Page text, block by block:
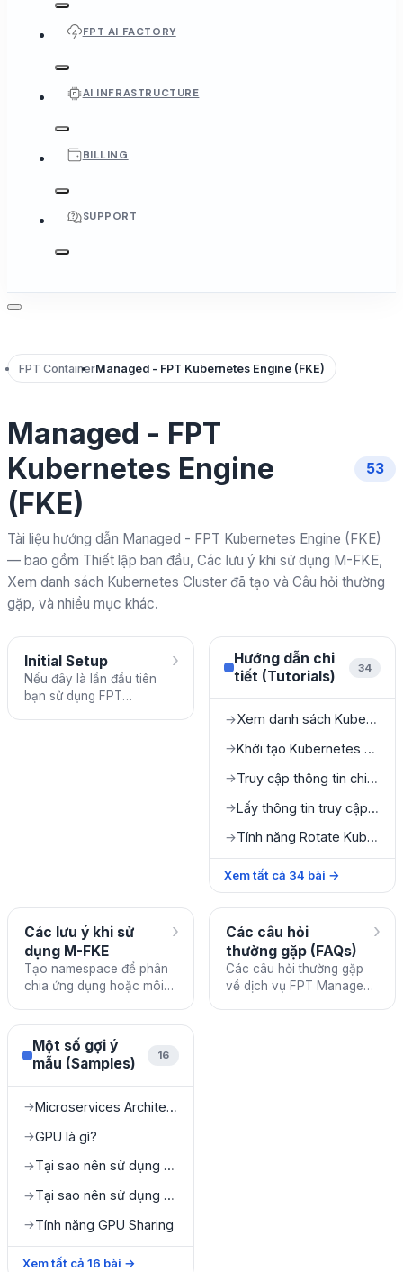
FPT AI FACTORY
AI INFRASTRUCTURE
BILLING
SUPPORT
FPT ContainerManaged - FPT Kubernetes Engine (FKE)
Managed - FPT
Kubernetes Engine
(FKE)
53
Tài liệu hướng dẫn Managed - FPT Kubernetes Engine (FKE)
— bao gồm Thiết lập ban đầu, Các lưu ý khi sử dụng M-FKE,
Xem danh sách Kubernetes Cluster đã tạo và Câu hỏi thường
gặp, và nhiều mục khác.
Initial Setup
Nếu đây là lần đầu tiên
bạn sử dụng FPT
›
Hướng dẫn chi
tiết (Tutorials)
34
→ Xem danh sách Kubernetes Cluster đã tạo
→ Khởi tạo Kubernetes Cluster mới
→ Truy cập thông tin chi tiết của Cluster
→ Lấy thông tin truy cập Cluster
→ Tính năng Rotate Kubeconfig
Xem tất cả 34 bài →
Các lưu ý khi sử
dụng M-FKE
Tạo namespace để phân
chia ứng dụng hoặc môi
namespace được hệ thống
tạo sẵ
›
Các câu hỏi
thường gặp (FAQs)
Các câu hỏi thường gặp
về dịch vụ FPT Managed
›
Một số gợi ý
mẫu (Samples)
16
→ Microservices Architecture on FKE
→GPU là gì?
→ Tại sao nên sử dụng GPU trên Cloud?
→ Tại sao nên sử dụng GPU Kubernetes?
→Tính năng GPU Sharing
Xem tất cả 16 bài →